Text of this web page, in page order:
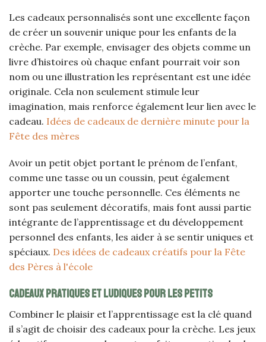
Les cadeaux personnalisés sont une excellente façon
de créer un souvenir unique pour les enfants de la
crèche. Par exemple, envisager des objets comme un
livre d’histoires où chaque enfant pourrait voir son
nom ou une illustration les représentant est une idée
originale. Cela non seulement stimule leur
imagination, mais renforce également leur lien avec le
cadeau. Idées de cadeaux de dernière minute pour la
Fête des mères
Avoir un petit objet portant le prénom de l’enfant,
comme une tasse ou un coussin, peut également
apporter une touche personnelle. Ces éléments ne
sont pas seulement décoratifs, mais font aussi partie
intégrante de l’apprentissage et du développement
personnel des enfants, les aider à se sentir uniques et
spéciaux. Des idées de cadeaux créatifs pour la Fête
des Pères à l'école
Cadeaux pratiques et ludiques pour les petits
Combiner le plaisir et l’apprentissage est la clé quand
il s’agit de choisir des cadeaux pour la crèche. Les jeux